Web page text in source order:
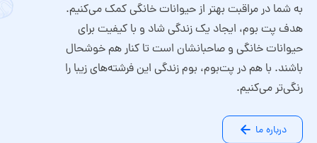
به شما در مراقبت بهتر از حیوانات خانگی کمک می‌کنیم.
هدف پت بوم، ایجاد یک زندگی شاد و با کیفیت برای
حیوانات خانگی و صاحبانشان است تا کنار هم خوشحال
باشند. با هم در پت‌بوم، بوم زندگی این فرشته‌های زیبا را
رنگی‌تر می‌کنیم.
درباره ما